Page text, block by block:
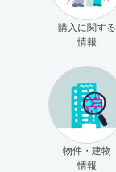
購入に関する
情報
物件・建物
情報